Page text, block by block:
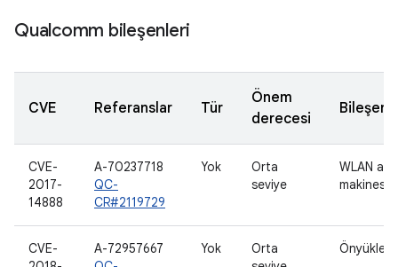
Qualcomm bileşenleri
CVE Referanslar Tür
Önem
derecesi
Bileşen
CVE-
2017-
14888
A-70237718
QC-
CR#2119729
Yok
Orta
seviye
WLAN ana
makinesi
CVE-
A-72957667
Yok
Orta